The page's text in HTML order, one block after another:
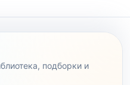
подборки и